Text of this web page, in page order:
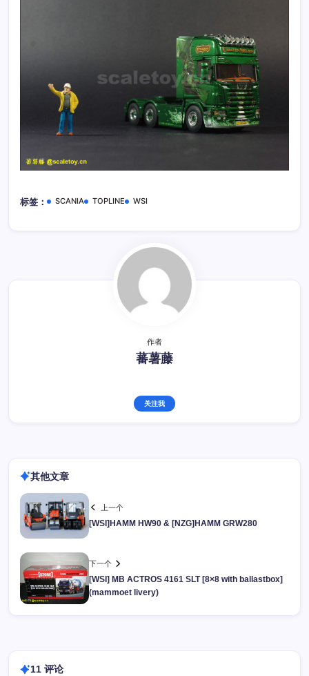
标签： SCANIA TOPLINE WSI
作者
蕃薯藤
关注我
其他文章
上一个
[WSI]HAMM HW90 & [NZG]HAMM GRW280
下一个
[WSI] MB ACTROS 4161 SLT [8×8 with ballastbox]
(mammoet livery)
11 评论